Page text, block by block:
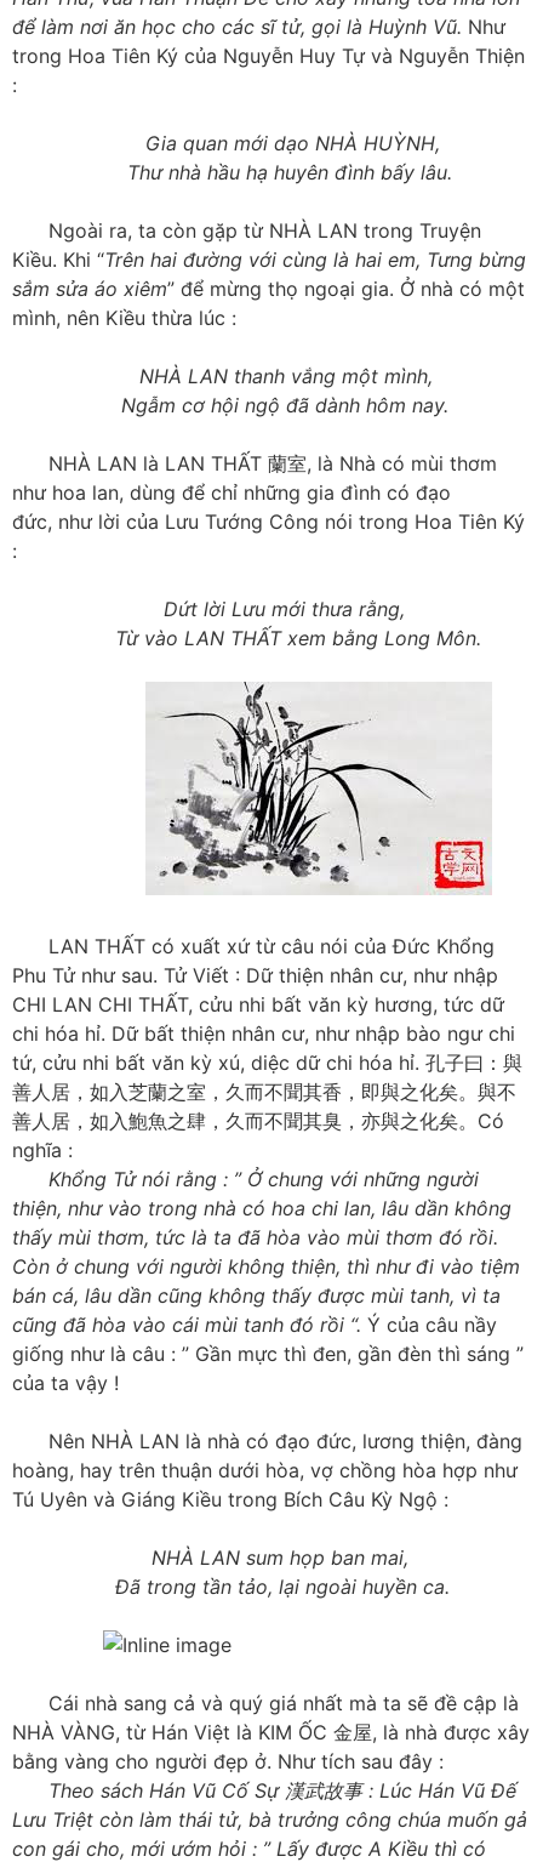
để làm nơi ăn học cho các sĩ tử, gọi là Huỳnh Vũ. Như
trong Hoa Tiên Ký của Nguyễn Huy Tự và Nguyễn Thiện
:
Gia quan mới dạo NHÀ HUỲNH,
Thư nhà hầu hạ huyên đình bấy lâu.
Ngoài ra, ta còn gặp từ NHÀ LAN trong Truyện
Kiều. Khi “Trên hai đường với cùng là hai em, Tưng bừng
sắm sửa áo xiêm” để mừng thọ ngoại gia. Ở nhà có một
mình, nên Kiều thừa lúc :
NHÀ LAN thanh vắng một mình,
Ngẫm cơ hội ngộ đã dành hôm nay.
NHÀ LAN là LAN THẤT 蘭室, là Nhà có mùi thơm
như hoa lan, dùng để chỉ những gia đình có đạo
đức, như lời của Lưu Tướng Công nói trong Hoa Tiên Ký
:
Dứt lời Lưu mới thưa rằng,
Từ vào LAN THẤT xem bằng Long Môn.
LAN THẤT có xuất xứ từ câu nói của Đức Khổng
Phu Tử như sau. Tử Viết : Dữ thiện nhân cư, như nhập
CHI LAN CHI THẤT, cửu nhi bất văn kỳ hương, tức dữ
chi hóa hỉ. Dữ bất thiện nhân cư, như nhập bào ngư chi
tứ, cửu nhi bất văn kỳ xú, diệc dữ chi hóa hỉ. 孔子曰：與
善人居，如入芝蘭之室，久而不聞其香， 即與之化矣。與不
善人居，如入鮑魚之肆，久而不聞其臭， 亦與之化矣。Có
nghĩa :
Khổng Tử nói rằng : ” Ở chung với những người
thiện, như vào trong nhà có hoa chi lan, lâu dần không
thấy mùi thơm, tức là ta đã hòa vào mùi thơm đó rồi.
Còn ở chung với người không thiện, thì như đi vào tiệm
bán cá, lâu dần cũng không thấy được mùi tanh, vì ta
cũng đã hòa vào cái mùi tanh đó rồi “. Ý của câu nầy
giống như là câu : ” Gần mực thì đen, gần đèn thì sáng ”
của ta vậy !
Nên NHÀ LAN là nhà có đạo đức, lương thiện, đàng
hoàng, hay trên thuận dưới hòa, vợ chồng hòa hợp như
Tú Uyên và Giáng Kiều trong Bích Câu Kỳ Ngộ :
NHÀ LAN sum họp ban mai,
Đã trong tần tảo, lại ngoài huyền ca.
Cái nhà sang cả và quý giá nhất mà ta sẽ đề cập là
NHÀ VÀNG, từ Hán Việt là KIM ỐC 金屋, là nhà được xây
bằng vàng cho người đẹp ở. Như tích sau đây :
Theo sách Hán Vũ Cố Sự 漢武故事 : Lúc Hán Vũ Đế
Lưu Triệt còn làm thái tử, bà trưởng công chúa muốn gả
con gái cho, mới ướm hỏi : ” Lấy được A Kiều thì có